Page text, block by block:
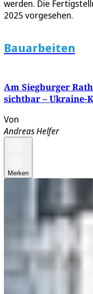
werden. Die
2025 vorgesehen.
Bauarbeiten
Am Siegburger
sichtbar – Ukraine-
Von
Andreas Helfer
Merken